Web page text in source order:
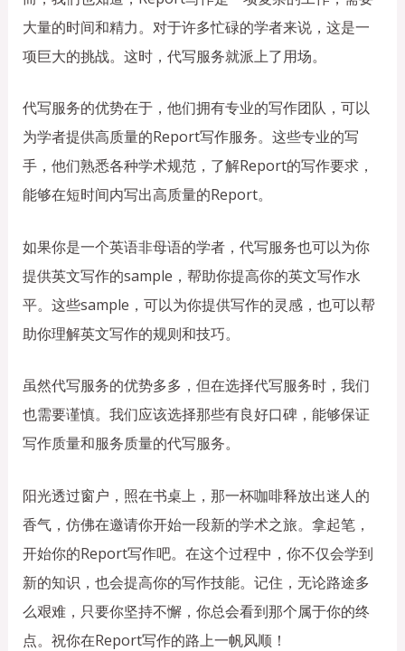
大量的时间和精力。对于许多忙碌的学者来说，这是一
项巨大的挑战。这时，代写服务就派上了用场。
代写服务的优势在于，他们拥有专业的写作团队，可以
为学者提供高质量的Report写作服务。这些专业的写
手，他们熟悉各种学术规范，了解Report的写作要求，
能够在短时间内写出高质量的Report。
如果你是一个英语非母语的学者，代写服务也可以为你
提供英文写作的sample，帮助你提高你的英文写作水
平。这些sample，可以为你提供写作的灵感，也可以帮
助你理解英文写作的规则和技巧。
虽然代写服务的优势多多，但在选择代写服务时，我们
也需要谨慎。我们应该选择那些有良好口碑，能够保证
写作质量和服务质量的代写服务。
阳光透过窗户，照在书桌上，那一杯咖啡释放出迷人的
香气，仿佛在邀请你开始一段新的学术之旅。拿起笔，
开始你的Report写作吧。在这个过程中，你不仅会学到
新的知识，也会提高你的写作技能。记住，无论路途多
么艰难，只要你坚持不懈，你总会看到那个属于你的终
点。祝你在Report写作的路上一帆风顺！